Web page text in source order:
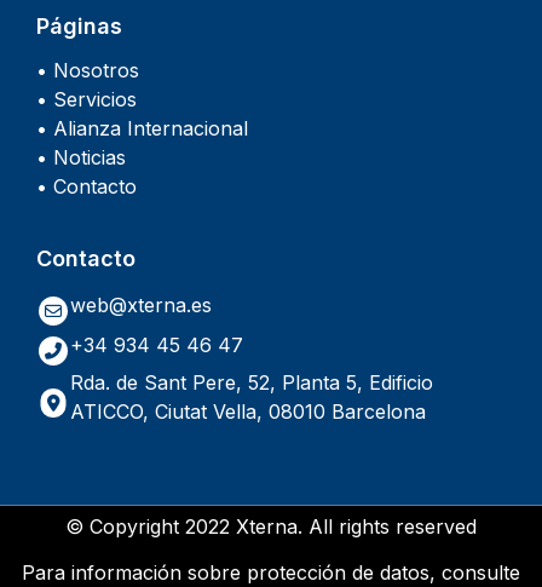
Páginas
• Nosotros
• Servicios
• Alianza Internacional
• Noticias
• Contacto
Contacto
web@xterna.es
+34 934 45 46 47
Rda. de Sant Pere, 52, Planta 5, Edificio
ATICCO, Ciutat Vella, 08010 Barcelona
© Copyright 2022 Xterna. All rights reserved
Para información sobre protección de datos, consulte